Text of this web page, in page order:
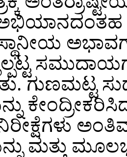
ಅಭಿಯಾನದಂತಹ
ಗುಣಮಟ್ಟ
ಮತ್ತು